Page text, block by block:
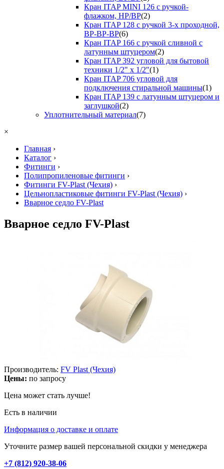
Кран ITAP MINI 126 с ручкой-
флажком, НР/ВР(2)
Кран ITAP 128 с ручкой 3-х проходной,
ВР-ВР-ВР(6)
Кран ITAP 166 с ручкой сливной с
латунным штуцером(2)
Кран ITAP 392 угловой для бытовой
техники 1/2" х 1/2"(1)
Кран ITAP 706 угловой для
подключения стиральной машины(1)
Кран ITAP 139 с латунным штуцером и
заглушкой(2)
Уплотнительный материал(7)
×
Главная ›
Каталог ›
Фитинги ›
Полипропиленовые фитинги ›
Фитинги FV-Plast (Чехия) ›
Цельнопластиковые фитинги FV-Plast (Чехия) ›
Вварное седло FV-Plast
Вварное седло FV-Plast
Производитель: FV Plast (Чехия)
Цены: по запросу
Цена может стать лучше!
Есть в наличии
Информация о доставке и оплате
Уточните размер вашей персональной скидки у менеджера
+7 (812) 920-38-06